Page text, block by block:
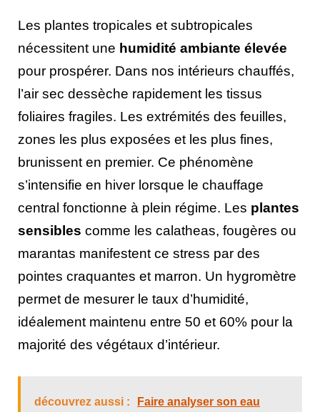
Les plantes tropicales et subtropicales
nécessitent une humidité ambiante élevée
pour prospérer. Dans nos intérieurs chauffés,
l’air sec dessèche rapidement les tissus
foliaires fragiles. Les extrémités des feuilles,
zones les plus exposées et les plus fines,
brunissent en premier. Ce phénomène
s’intensifie en hiver lorsque le chauffage
central fonctionne à plein régime. Les plantes
sensibles comme les calatheas, fougères ou
marantas manifestent ce stress par des
pointes craquantes et marron. Un hygromètre
permet de mesurer le taux d’humidité,
idéalement maintenu entre 50 et 60% pour la
majorité des végétaux d’intérieur.
découvrez aussi : Faire analyser son eau